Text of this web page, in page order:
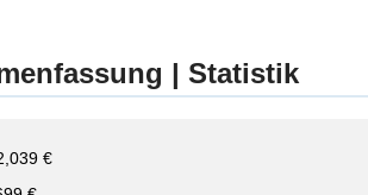
| Statistik
€